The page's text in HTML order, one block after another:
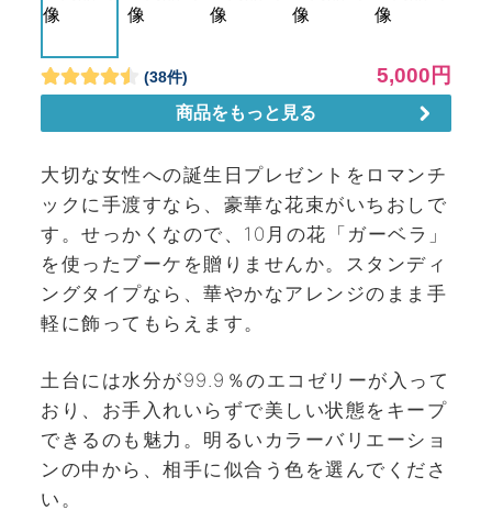
大切な女性への誕生日プレゼントをロマンチ
ックに手渡すなら、豪華な花束がいちおしで
す。せっかくなので、10月の花「ガーベラ」
を使ったブーケを贈りませんか。スタンディ
ングタイプなら、華やかなアレンジのまま手
軽に飾ってもらえます。
土台には水分が99.9％のエコゼリーが入って
おり、お手入れいらずで美しい状態をキープ
できるのも魅力。明るいカラーバリエーショ
ンの中から、相手に似合う色を選んでくださ
い。